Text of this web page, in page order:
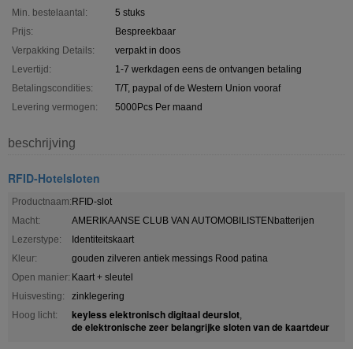
Min. bestelaantal:
5 stuks
Prijs:
Bespreekbaar
Verpakking Details:
verpakt in doos
Levertijd:
1-7 werkdagen eens de ontvangen betaling
Betalingscondities:
T/T, paypal of de Western Union vooraf
Levering vermogen:
5000Pcs Per maand
beschrijving
RFID-Hotelsloten
Productnaam:RFID-slot
Macht:
AMERIKAANSE CLUB VAN AUTOMOBILISTENbatterijen
Lezerstype:
Identiteitskaart
Kleur:
gouden zilveren antiek messings Rood patina
Open manier: Kaart + sleutel
Huisvesting:
zinklegering
Hoog licht:
keyless elektronisch digitaal deurslot,
de elektronische zeer belangrijke sloten van de kaartdeur